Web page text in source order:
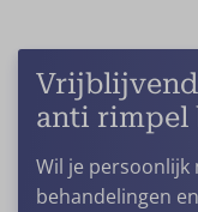
anti rimpel
Wil je persoonlijk
behandelingen